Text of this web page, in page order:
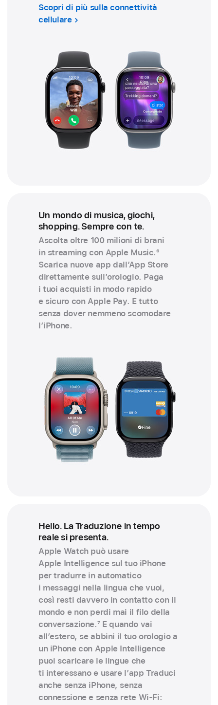
Scopri di più sulla connettività
cellulare
Un mondo di musica, giochi,
shopping. Sempre con te.
Ascolta oltre 100 milioni di brani
in streaming con Apple Music.6
Scarica nuove app dall’App Store
direttamente sull’orologio. Paga
i tuoi acquisti in modo rapido
e sicuro con Apple Pay. E tutto
senza dover nemmeno scomodare
l’iPhone.
Hello. La Traduzione in tempo
reale si presenta.
Apple Watch può usare
Apple Intelligence sul tuo iPhone
per tradurre in automatico
i messaggi nella lingua che vuoi,
così resti davvero in contatto con il
mondo e non perdi mai il filo della
conversazione.7E quando vai
all’estero, se abbini il tuo orologio a
un iPhone con Apple Intelligence
puoi scaricare le lingue che
ti interessano e usare l’app Traduci
anche senza iPhone, senza
connessione e senza rete Wi‑Fi: